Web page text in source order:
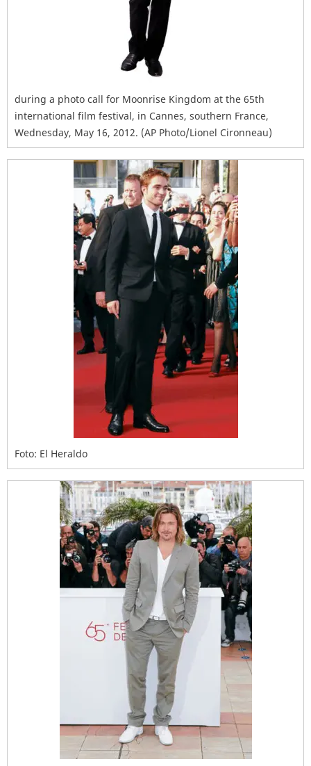
during a photo call for Moonrise Kingdom at the 65th
international film festival, in Cannes, southern France,
Wednesday, May 16, 2012. (AP Photo/Lionel Cironneau)
Foto: El Heraldo